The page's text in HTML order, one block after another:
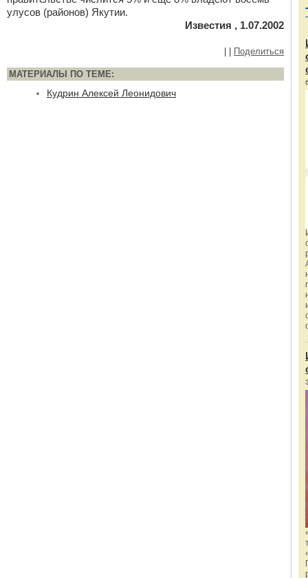
улусов (районов) Якутии.
Известия , 1.07.2002
Поделиться
МАТЕРИАЛЫ ПО ТЕМЕ:
Кудрин Алексей Леонидович